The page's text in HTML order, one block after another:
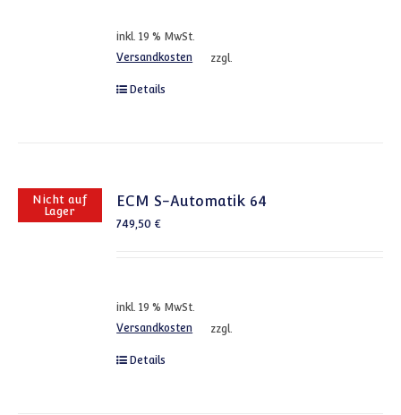
inkl. 19 % MwSt.
zzgl.
Versandkosten
Details
Nicht auf
Lager
ECM S-Automatik 64
749,50€
inkl. 19 % MwSt.
zzgl.
Versandkosten
Details